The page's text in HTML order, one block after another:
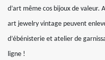
d’art même cos bijoux de valeur.
art jewelry vintage peuvent
d’ébénisterie et atelier de
ligne !